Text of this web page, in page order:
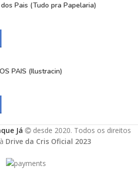
Pais (Tudo pra Papelaria)
PAIS (Ilustracin)
Já
desde 2020. Todos os direitos
Drive da Cris Oficial 2023